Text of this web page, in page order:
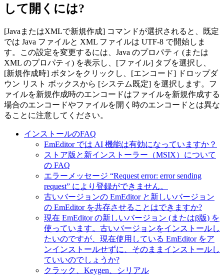
して開くには?
[JavaまたはXMLで新規作成] コマンドが選択されると、既定
では Java ファイルと XML ファイルは UTF-8 で開始しま
す。この設定を変更するには、Java のプロパティ (または
XML のプロパティ) を表示し、[ファイル] タブを選択し、
[新規作成時] ボタンをクリックし、[エンコード] ドロップダ
ウン リスト ボックスから [システム既定] を選択します。フ
ァイルを新規作成時のエンコードはファイルを新規作成する
場合のエンコードやファイルを開く時のエンコードとは異な
ることに注意してください。
インストールのFAQ
EmEditor では AI 機能は有効になっていますか？
ストア版と新インストーラー（MSIX）について
の FAQ
エラーメッセージ “Request error: error sending
request” により登録ができません。
古いバージョンの EmEditor と新しいバージョン
の EmEditor を共存させることはできますか?
現在 EmEditor の新しいバージョン (またはβ版) を
使っています。古いバージョンをインストールし
たいのですが、現在使用している EmEditor をア
ンインストールせずに、そのままインストールし
ていいのでしょうか?
クラック、Keygen、シリアル